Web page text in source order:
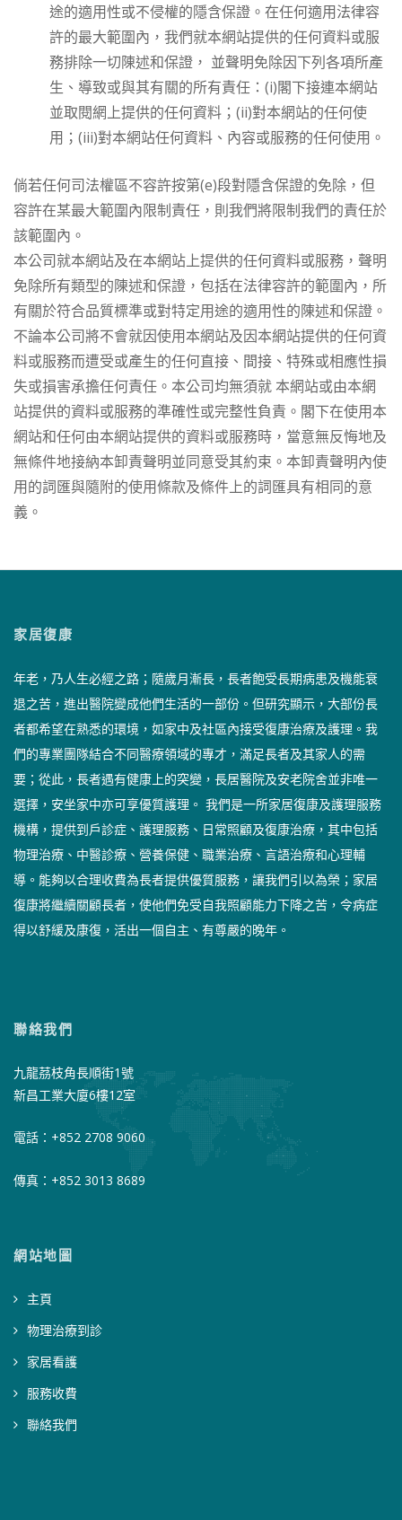
途的適用性或不侵權的隱含保證。在任何適用法律容
許的最大範圍內，我們就本網站提供的任何資料或服
務排除一切陳述和保證， 並聲明免除因下列各項所產
生、導致或與其有關的所有責任：(i)閣下接連本網站
並取閱網上提供的任何資料；(ii)對本網站的任何使
用；(iii)對本網站任何資料、內容或服務的任何使用。
倘若任何司法權區不容許按第(e)段對隱含保證的免除，但
容許在某最大範圍內限制責任，則我們將限制我們的責任於
該範圍內。
本公司就本網站及在本網站上提供的任何資料或服務，聲明
免除所有類型的陳述和保證，包括在法律容許的範圍內，所
有關於符合品質標準或對特定用途的適用性的陳述和保證。
不論本公司將不會就因使用本網站及因本網站提供的任何資
料或服務而遭受或產生的任何直接、間接、特殊或相應性損
失或損害承擔任何責任。本公司均無須就 本網站或由本網
站提供的資料或服務的準確性或完整性負責。閣下在使用本
網站和任何由本網站提供的資料或服務時，當意無反悔地及
無條件地接納本卸責聲明並同意受其約束。本卸責聲明內使
用的詞匯與隨附的使用條款及條件上的詞匯具有相同的意
義。
家居復康
年老，乃人生必經之路；隨歲月漸長，長者飽受長期病患及機能衰
退之苦，進出醫院變成他們生活的一部份。但研究顯示，大部份長
者都希望在熟悉的環境，如家中及社區內接受復康治療及護理。我
們的專業團隊結合不同醫療領域的專才，滿足長者及其家人的需
要；從此，長者遇有健康上的突變，長居醫院及安老院舍並非唯一
選擇，安坐家中亦可享優質護理。 我們是一所家居復康及護理服務
機構，提供到戶診症、護理服務、日常照顧及復康治療，其中包括
物理治療、中醫診療、營養保健、職業治療、言語治療和心理輔
導。能夠以合理收費為長者提供優質服務，讓我們引以為榮；家居
復康將繼續關顧長者，使他們免受自我照顧能力下降之苦，令病症
得以舒緩及康復，活出一個自主、有尊嚴的晚年。
聯絡我們
九龍茘枝角長順街1號
新昌工業大廈6樓12室
電話：+852 2708 9060
傳真：+852 3013 8689
網站地圖
主頁
物理治療到診
家居看護
服務收費
聯絡我們